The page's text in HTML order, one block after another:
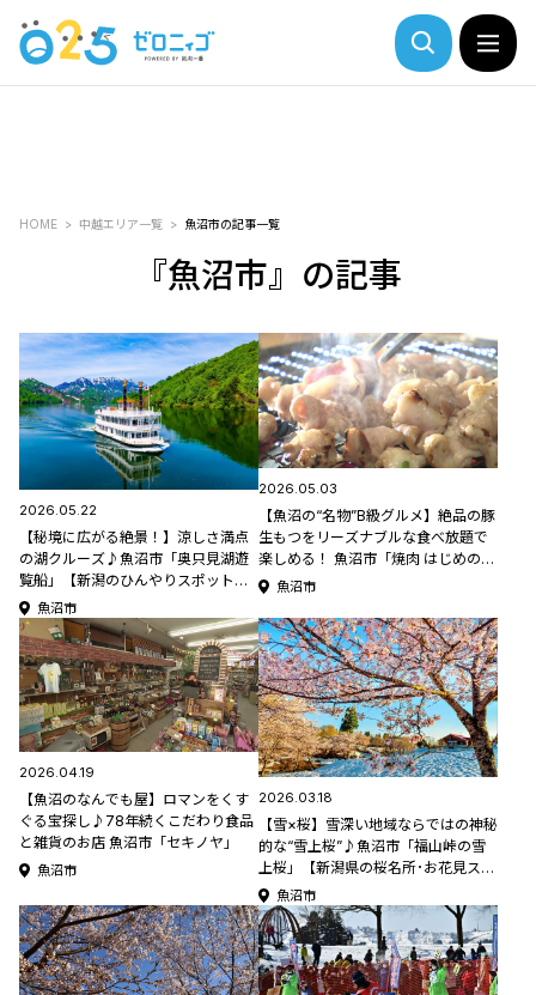
HOME 中越エリア一覧 魚沼市の記事一覧
『魚沼市』の記事
2026.05.22
【秘境に広がる絶景！】涼しさ満点
の湖クルーズ♪魚沼市「奥只見湖遊
覧船」【新潟のひんやりスポット・
グルメ特集2026】
魚沼市
2026.05.03
【魚沼の“名物”B級グルメ】絶品の豚
生もつをリーズナブルな食べ放題で
楽しめる！ 魚沼市「焼肉 はじめの一
歩」と「NIHO」
魚沼市
2026.04.19
【魚沼のなんでも屋】ロマンをくす
ぐる宝探し♪78年続くこだわり食品
と雑貨のお店 魚沼市「セキノヤ」
魚沼市
2026.03.18
【雪×桜】雪深い地域ならではの神秘
的な“雪上桜”♪魚沼市「福山峠の雪
上桜」【新潟県の桜名所･お花見スポ
ット特集2026】
魚沼市